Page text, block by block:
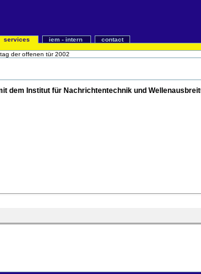
services iem - intern
contact
tag der offenen tür 2002
dem Institut für Nachrichtentechnik und